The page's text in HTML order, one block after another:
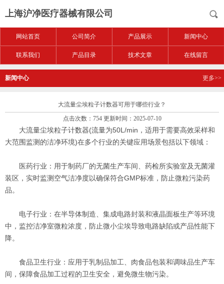
上海沪净医疗器械有限公司
网站首页 公司简介 产品展示 新闻中心
联系我们 产品目录 技术文章 在线留言
新闻中心 更多>>
大流量尘埃粒子计数器可用于哪些行业？
点击次数：754 更新时间：2025-07-10
大流量尘埃粒子计数器(流量为50L/min，适用于需要高效采样和
大范围监测的洁净环境)在多个行业的关键应用场景包括以下领域：
‌医药行业‌：用于制药厂的无菌生产车间、药检所实验室及无菌灌
装区，实时监测空气洁净度以确保符合GMP标准，防止微粒污染药
品。
‌电子行业‌：在半导体制造、集成电路封装和液晶面板生产等环境
中，监控洁净室微粒浓度，防止微小尘埃导致电路缺陷或产品性能下
降。
‌食品卫生行业‌：应用于乳制品加工、肉食品包装和调味品生产车
间，保障食品加工过程的卫生安全，避免微生物污染。